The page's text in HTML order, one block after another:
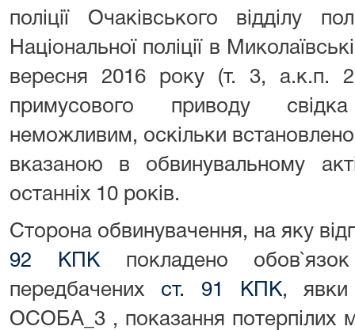
поліції Очаківського відділу
Національної поліції в
вересня 2016 року (т. 3, а.к.п.
примусового приводу
неможливим, оскільки
вказаною в обвинувальному
останніх 10 років.
Сторона обвинувачення, на яку
92 КПКпокладено обов`язок
передбачених ст. 91 КПК, явки
ОСОБА_3 , показання потерпілих